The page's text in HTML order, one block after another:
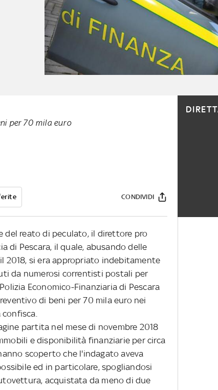
per 70 mila euro
CONDIVIDI
del reato di peculato, il direttore pro
di Pescara, il quale, abusando delle
2018, si era appropriato indebitamente
da numerosi correntisti postali per
Economico-Finanziaria di Pescara
di beni per 70 mila euro nei
partita nel mese di novembre 2018
e disponibilità finanziarie per circa
scoperto che l'indagato aveva
ed in particolare, spogliandosi
acquistata da meno di due